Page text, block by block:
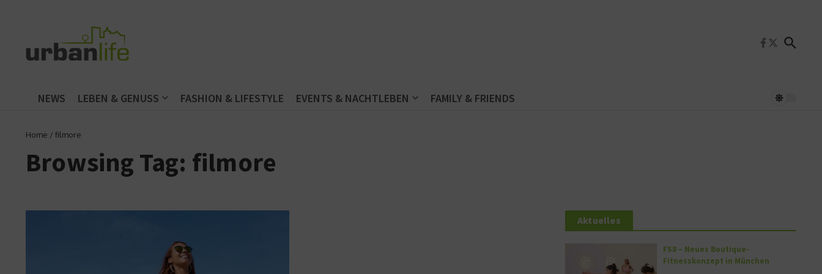
NEWS LEBEN & GENUSS FASHION & LIFESTYLE EVENTS & NACHTLEBEN FAMILY & FRIENDS
Home / filmore
Browsing Tag: filmore
Aktuelles
FS8 – Neues Boutique-
Fitnesskonzept in München